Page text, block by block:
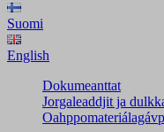
Suomi
English
Dokumeanttat
Jorgaleaddjit ja